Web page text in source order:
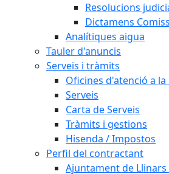
Resolucions
Dictamens
Analítiques aigua
Tauler d'anuncis
Serveis i tràmits
Oficines d'atenció a
Serveis
Carta de Serveis
Tràmits i gestions
Hisenda / Impostos
Perfil del contractant
Ajuntament de Llinars